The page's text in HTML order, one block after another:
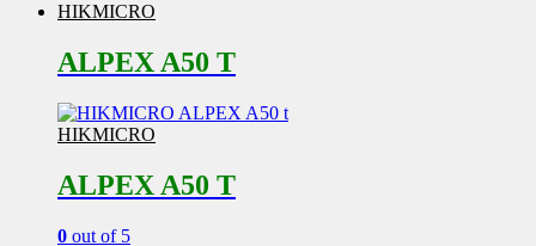
HIKMICRO
ALPEX A50 T
HIKMICRO
ALPEX A50 T
0 out of 5